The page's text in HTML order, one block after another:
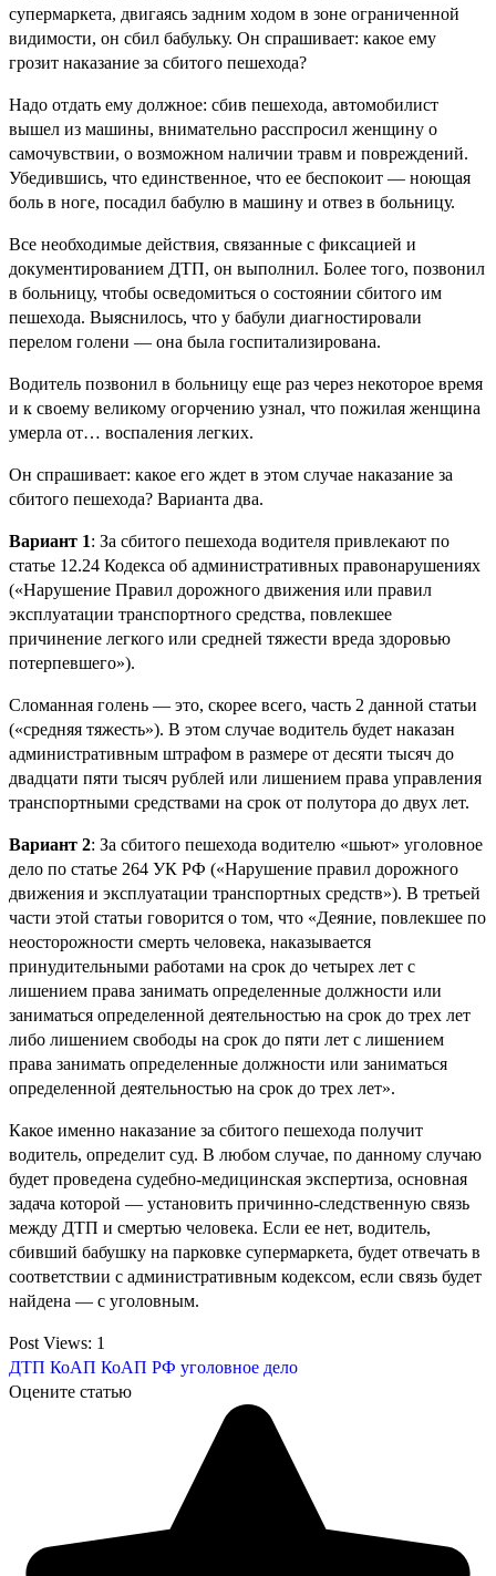
супермаркета, двигаясь задним ходом в зоне ограниченной
видимости, он сбил бабульку. Он спрашивает: какое ему
грозит наказание за сбитого пешехода?
Надо отдать ему должное: сбив пешехода, автомобилист
вышел из машины, внимательно расспросил женщину о
самочувствии, о возможном наличии травм и повреждений.
Убедившись, что единственное, что ее беспокоит — ноющая
боль в ноге, посадил бабулю в машину и отвез в больницу.
Все необходимые действия, связанные с фиксацией и
документированием ДТП, он выполнил. Более того, позвонил
в больницу, чтобы осведомиться о состоянии сбитого им
пешехода. Выяснилось, что у бабули диагностировали
перелом голени — она была госпитализирована.
Водитель позвонил в больницу еще раз через некоторое время
и к своему великому огорчению узнал, что пожилая женщина
умерла от… воспаления легких.
Он спрашивает: какое его ждет в этом случае наказание за
сбитого пешехода? Варианта два.
Вариант 1: За сбитого пешехода водителя привлекают по
статье 12.24 Кодекса об административных правонарушениях
(«Нарушение Правил дорожного движения или правил
эксплуатации транспортного средства, повлекшее
причинение легкого или средней тяжести вреда здоровью
потерпевшего»).
Сломанная голень — это, скорее всего, часть 2 данной статьи
(«средняя тяжесть»). В этом случае водитель будет наказан
административным штрафом в размере от десяти тысяч до
двадцати пяти тысяч рублей или лишением права управления
транспортными средствами на срок от полутора до двух лет.
Вариант 2: За сбитого пешехода водителю «шьют» уголовное
дело по статье 264 УК РФ («Нарушение правил дорожного
движения и эксплуатации транспортных средств»). В третьей
части этой статьи говорится о том, что «Деяние, повлекшее по
неосторожности смерть человека, наказывается
принудительными работами на срок до четырех лет с
лишением права занимать определенные должности или
заниматься определенной деятельностью на срок до трех лет
либо лишением свободы на срок до пяти лет с лишением
права занимать определенные должности или заниматься
определенной деятельностью на срок до трех лет».
Какое именно наказание за сбитого пешехода получит
водитель, определит суд. В любом случае, по данному случаю
будет проведена судебно-медицинская экспертиза, основная
задача которой — установить причинно-следственную связь
между ДТП и смертью человека. Если ее нет, водитель,
сбивший бабушку на парковке супермаркета, будет отвечать в
соответствии с административным кодексом, если связь будет
найдена — с уголовным.
Post Views: 1
ДТП КоАП КоАП РФ уголовное дело
Оцените статью